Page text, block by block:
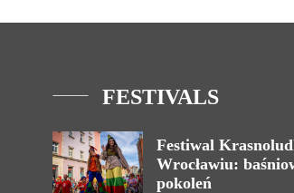
FESTIVALS
Festiwal
Wrocławiu:
pokoleń